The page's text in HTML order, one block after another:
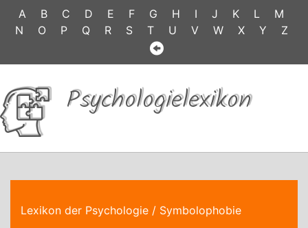
A B C D E F G H I J K L
M
N
O P Q R S T U V W X Y Z
Psychologielexikon
Lexikon der Psychologie / Symbolophobie